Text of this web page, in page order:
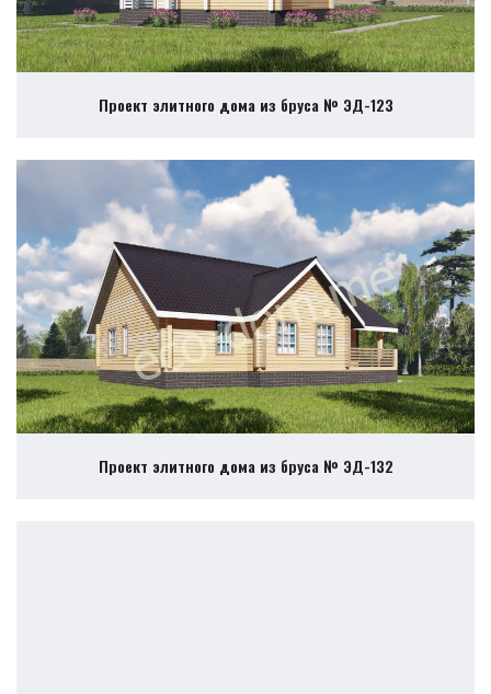
Проект элитного дома из бруса № ЭД-123
Проект элитного дома из бруса № ЭД-132